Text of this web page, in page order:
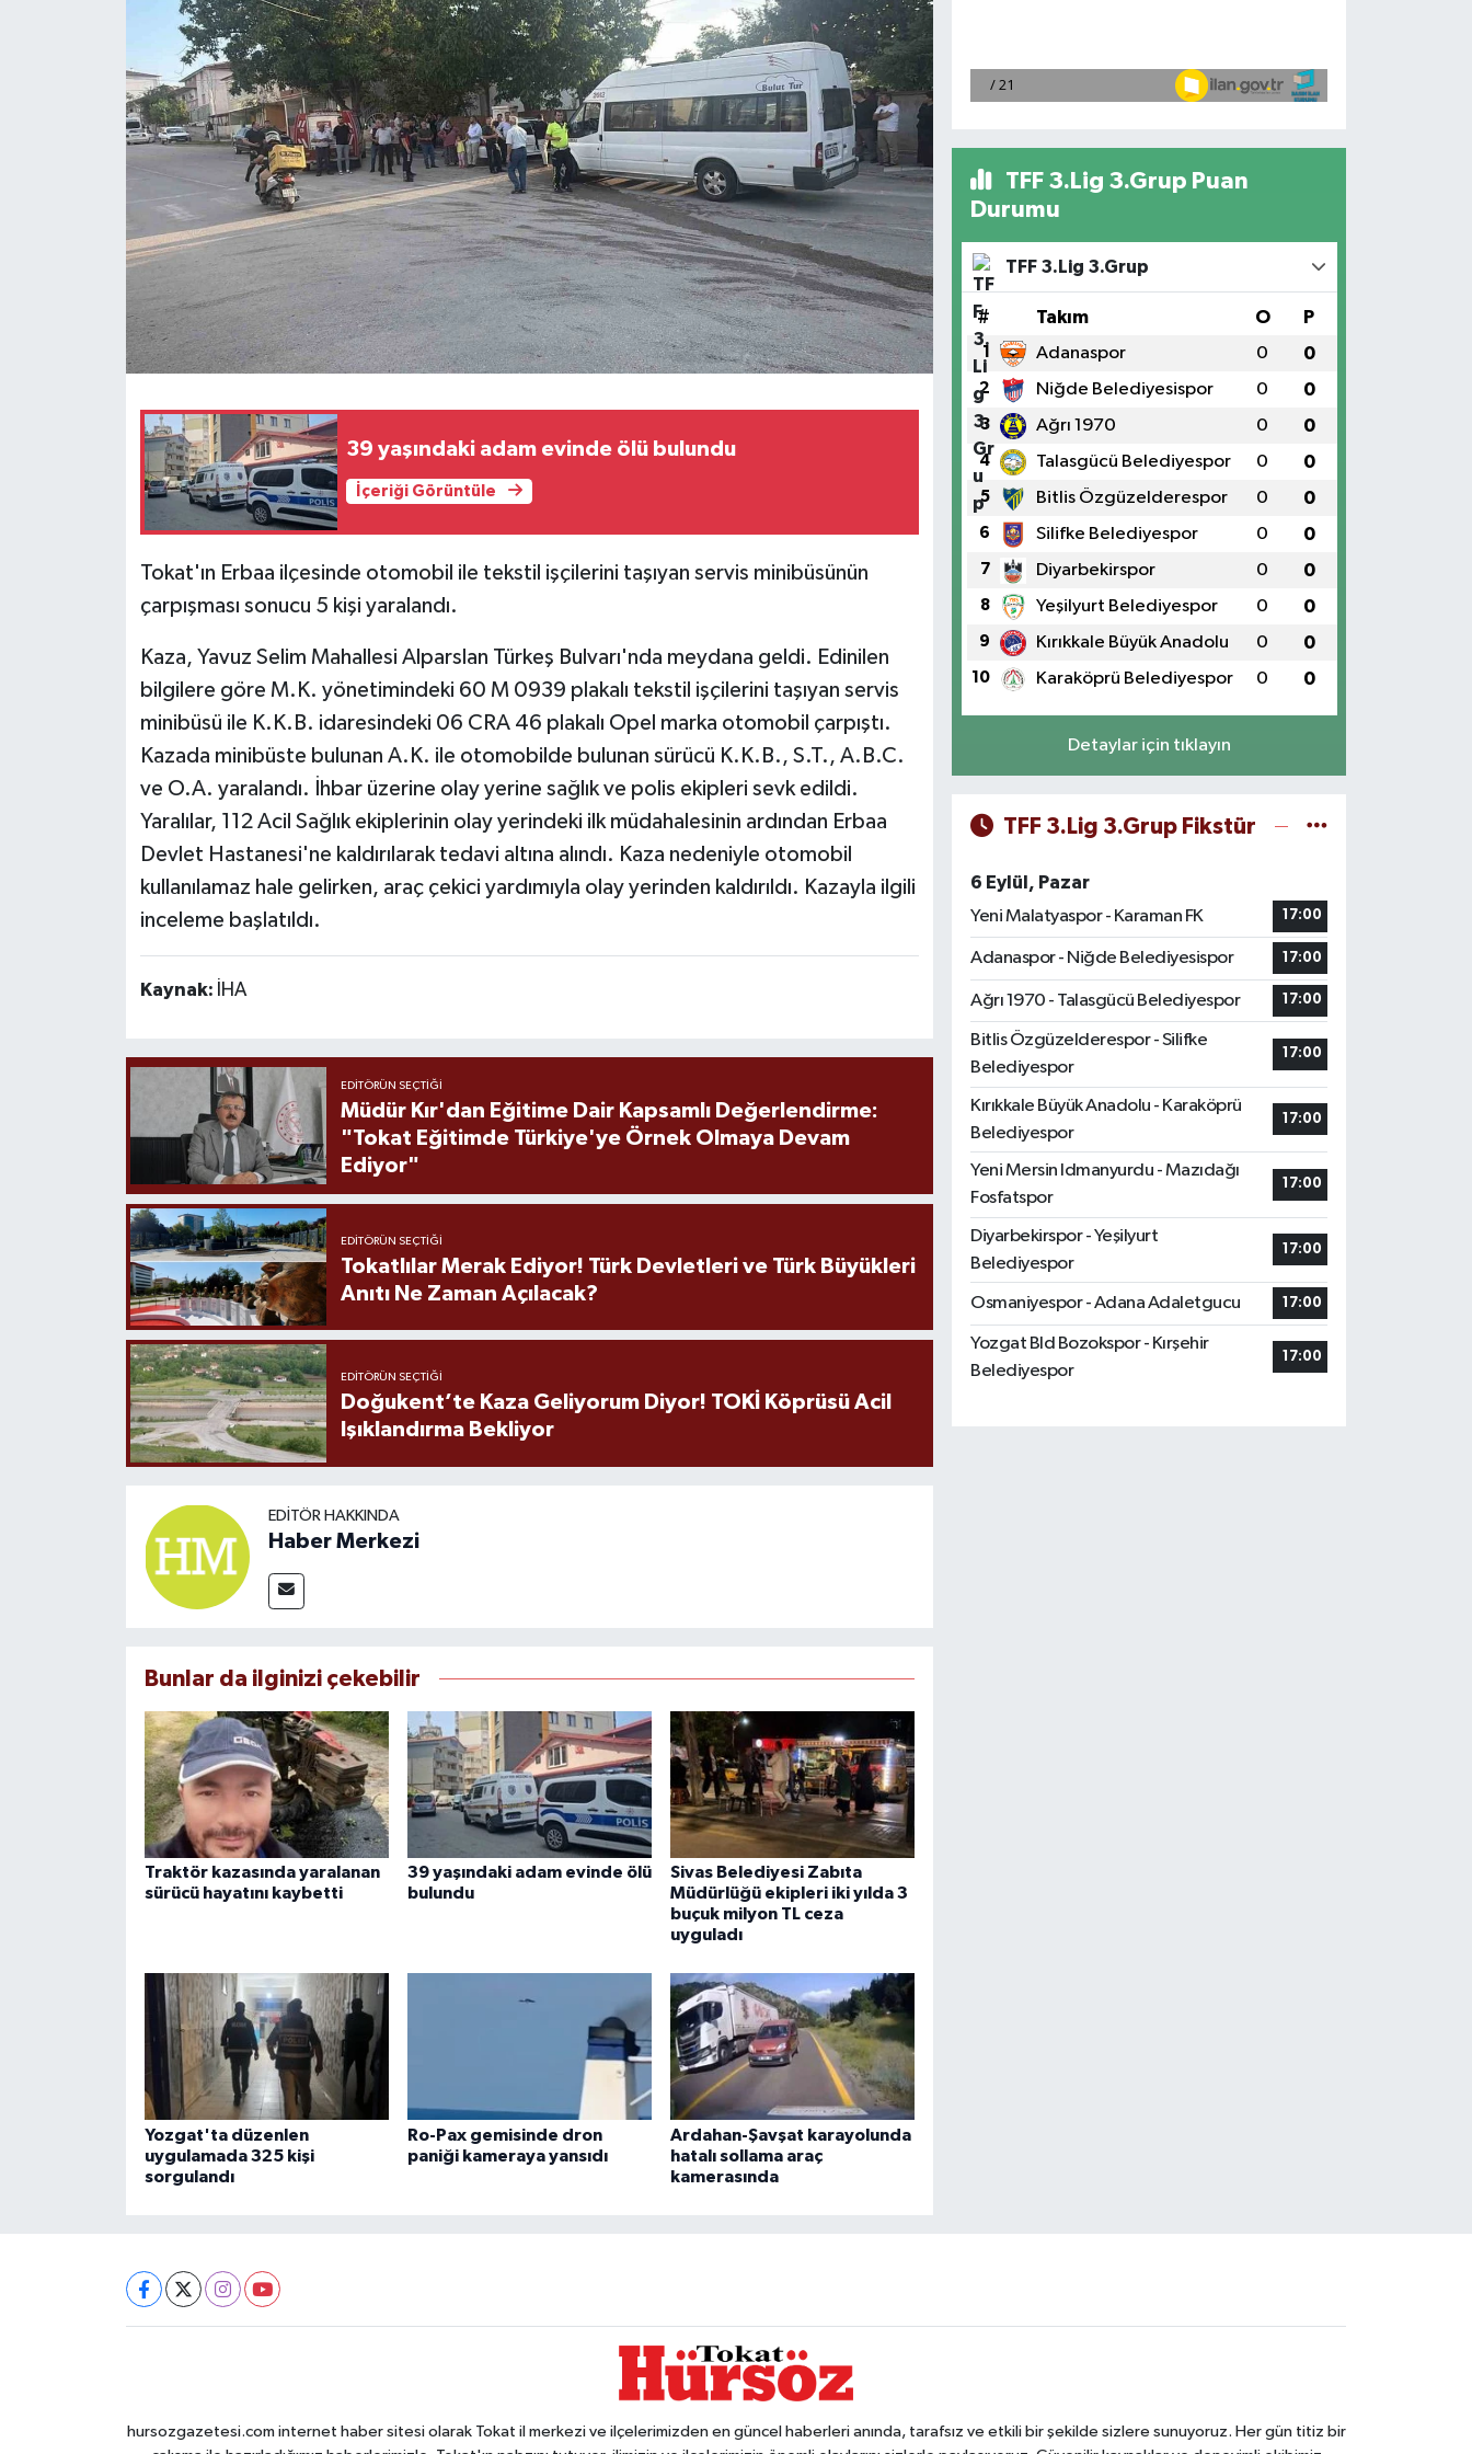
39 yaşındaki adam evinde ölü bulundu
İçeriği Görüntüle
Tokat'ın Erbaa ilçesinde otomobil ile tekstil işçilerini taşıyan servis minibüsünün
çarpışması sonucu 5 kişi yaralandı.
Kaza, Yavuz Selim Mahallesi Alparslan Türkeş Bulvarı'nda meydana geldi. Edinilen
bilgilere göre M.K. yönetimindeki 60 M 0939 plakalı tekstil işçilerini taşıyan servis
minibüsü ile K.K.B. idaresindeki 06 CRA 46 plakalı Opel marka otomobil çarpıştı.
Kazada minibüste bulunan A.K. ile otomobilde bulunan sürücü K.K.B., S.T., A.B.C.
ve O.A. yaralandı. İhbar üzerine olay yerine sağlık ve polis ekipleri sevk edildi.
Yaralılar, 112 Acil Sağlık ekiplerinin olay yerindeki ilk müdahalesinin ardından Erbaa
Devlet Hastanesi'ne kaldırılarak tedavi altına alındı. Kaza nedeniyle otomobil
kullanılamaz hale gelirken, araç çekici yardımıyla olay yerinden kaldırıldı. Kazayla ilgili
inceleme başlatıldı.
Kaynak: İHA
EDITÖRÜN SEÇTIĞI
Müdür Kır'dan Eğitime Dair Kapsamlı Değerlendirme:
"Tokat Eğitimde Türkiye'ye Örnek Olmaya Devam
Ediyor"
EDITÖRÜN SEÇTIĞI
Tokatlılar Merak Ediyor! Türk Devletleri ve Türk Büyükleri
Anıtı Ne Zaman Açılacak?
EDITÖRÜN SEÇTIĞI
Doğukent’te Kaza Geliyorum Diyor! TOKİ Köprüsü Acil
Işıklandırma Bekliyor
EDITÖR HAKKINDA
Haber Merkezi
Bunlar da ilginizi çekebilir
Traktör kazasında yaralanan
sürücü hayatını kaybetti
39 yaşındaki adam evinde ölü
bulundu
Sivas Belediyesi Zabıta
Müdürlüğü ekipleri iki yılda 3
buçuk milyon TL ceza
uyguladı
Yozgat'ta düzenlen
uygulamada 325 kişi
sorgulandı
Ro-Pax gemisinde dron
paniği kameraya yansıdı
Ardahan-Şavşat karayolunda
hatalı sollama araç
kamerasında
TFF 3.Lig 3.Grup Puan
Durumu
TFF 3.Lig 3.Grup
# Takım O P
1 Adanaspor 0 0
2 Niğde Belediyesispor 0 0
3 Ağrı 1970 0 0
4 Talasgücü Belediyespor 0 0
5 Bitlis Özgüzelderespor 0 0
6 Silifke Belediyespor 0 0
7 Diyarbekirspor 0 0
8 Yeşilyurt Belediyespor 0 0
9 Kırıkkale Büyük Anadolu 0 0
10 Karaköprü Belediyespor 0 0
Detaylar için tıklayın
TFF 3.Lig 3.Grup Fikstür
6 Eylül, Pazar
Yeni Malatyaspor - Karaman FK
17:00
Adanaspor - Niğde Belediyesispor 17:00
Ağrı 1970 - Talasgücü Belediyespor 17:00
Bitlis Özgüzelderespor - Silifke
Belediyespor
17:00
Kırıkkale Büyük Anadolu - Karaköprü
Belediyespor
17:00
Yeni Mersin Idmanyurdu - Mazıdağı
Fosfatspor
17:00
Diyarbekirspor - Yeşilyurt
Belediyespor
17:00
Osmaniyespor - Adana Adaletgucu 17:00
Yozgat Bld Bozokspor - Kırşehir
Belediyespor
17:00
hursozgazetesi.com internet haber sitesi olarak Tokat il merkezi ve ilçelerimizden en güncel haberleri anında, tarafsız ve etkili bir şekilde sizlere sunuyoruz. Her gün titiz bir
Tokat Haber